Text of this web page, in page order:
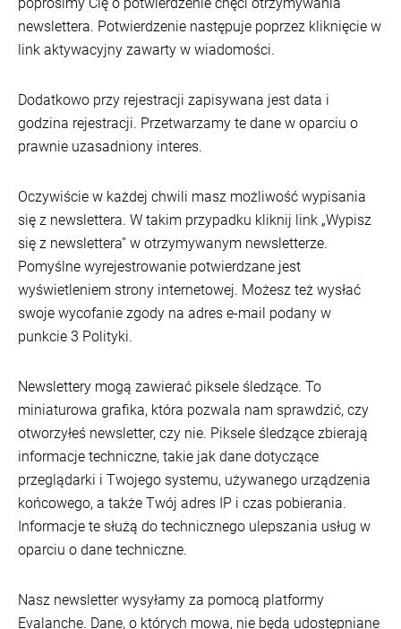
newslettera. Potwierdzenie następuje poprzez kliknięcie w
link aktywacyjny zawarty w wiadomości.
Dodatkowo przy rejestracji zapisywana jest data i
godzina rejestracji. Przetwarzamy te dane w oparciu o
prawnie uzasadniony interes.
Oczywiście w każdej chwili masz możliwość wypisania
się z newslettera. W takim przypadku kliknij link „Wypisz
się z newslettera” w otrzymywanym newsletterze.
Pomyślne wyrejestrowanie potwierdzane jest
wyświetleniem strony internetowej. Możesz też wysłać
swoje wycofanie zgody na adres e-mail podany w
punkcie 3 Polityki.
Newslettery mogą zawierać piksele śledzące. To
miniaturowa grafika, która pozwala nam sprawdzić, czy
otworzyłeś newsletter, czy nie. Piksele śledzące zbierają
informacje techniczne, takie jak dane dotyczące
przeglądarki i Twojego systemu, używanego urządzenia
końcowego, a także Twój adres IP i czas pobierania.
Informacje te służą do technicznego ulepszania usług w
oparciu o dane techniczne.
Nasz newsletter wysyłamy za pomocą platformy
Evalanche. Dane, o których mowa, nie będą udostępniane